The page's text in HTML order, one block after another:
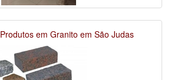
em Granito em São Judas